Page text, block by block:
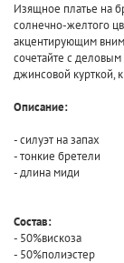
Изящное платье на
солнечно-желтого
акцентирующим
сочетайте с
джинсовой курткой,
Описание:
- силуэт на запах
- тонкие бретели
- длина миди
Состав:
- 50%вискоза
- 50%полиэстер